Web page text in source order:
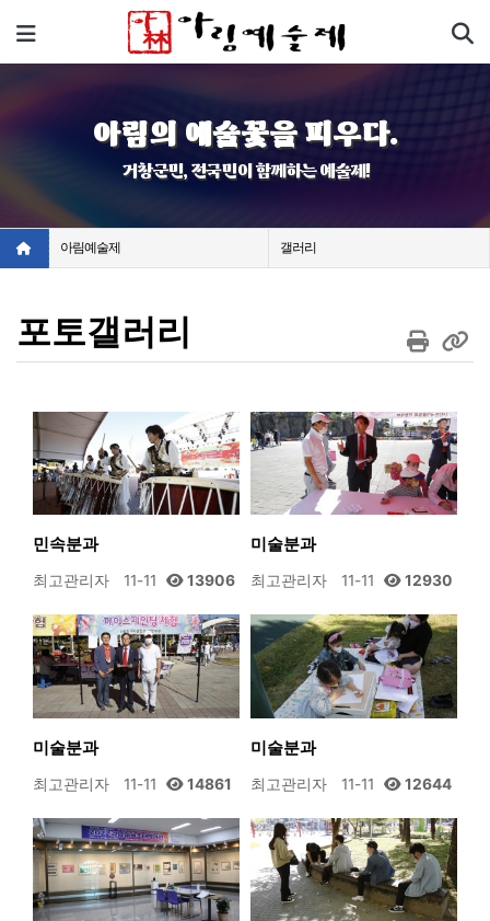
메뉴
아림의 예술꽃을 피우다.
거창군민, 전국민이 함께하는 예술제!
아림예술제 갤러리
포토갤러리
민속분과
최고관리자 11-11 13906
미술분과
최고관리자 11-11 12930
미술분과
최고관리자 11-11 14861
미술분과
최고관리자 11-11 12644